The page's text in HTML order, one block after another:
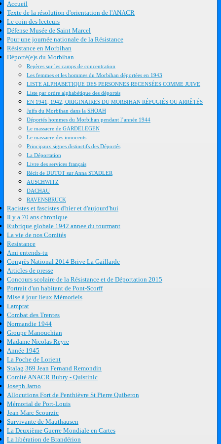
Accueil
Texte de la résolution d'orientation de l'ANACR
Le coin des lecteurs
Défense Musée de Saint Marcel
Pour une journée nationale de la Résistance
Résistance en Morbihan
Déporté(e)s du Morbihan
Repères sur les camps de concentration
Les femmes et les hommes du Morbihan déportées en 1943
LISTE ALPHABETIQUE DES PERSONNES RECENSÉES COMME JUIVE
Liste par ordre alphabétique des déportés
EN 1941, 1942, ORIGINAIRES DU MORBIHAN RÉFUGIÉS OU ARRÊTÉS
Juifs du Morbihan dans la SHOAH
Déportés hommes du Morbihan pendant l’année 1944
Le massacre de GARDELEGEN
Le massacre des innocents
Principaux signes distinctifs des Déportés
La Déportation
Livre des services français
Récit de DUTOT sur Anna STADLER
AUSCHWITZ
DACHAU
RAVENSBRUCK
Racistes et fascistes d'hier et d'aujourd'hui
Il y a 70 ans chronique
Rubrique globale 1942 annee du tourmant
La vie de nos Comités
Resistance
Ami entends-tu
Congrès National 2014 Brive La Gaillarde
Articles de presse
Concours scolaire de la Résistance et de Déportation 2015
Portrait d'un habitant de Pont-Scorff
Mise à jour lieux Mémoriels
Lamprat
Combat des Trentes
Normandie 1944
Groupe Manouchian
Madame Nicolas Reyre
Année 1945
La Poche de Lorient
Stalag 369 Jean Fernand Remondin
Comité ANACR Bubry - Quistinic
Joseph Jarno
Allocutions Fort de Penthièvre St Pierre Quiberon
Mémorial de Port-Louis
Jean Marc Scourzic
Survivante de Mauthausen
La Deuxième Guerre Mondiale en Cartes
La libération de Brandérion